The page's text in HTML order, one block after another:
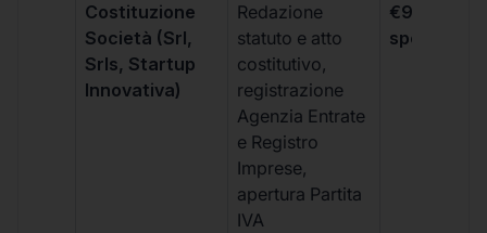
Costituzione
Società (Srl,
Srls, Startup
Innovativa)
Redazione
statuto e atto
costitutivo,
registrazione
Agenzia Entrate
e Registro
Imprese,
apertura Partita
IVA
€99 + IVA
spese